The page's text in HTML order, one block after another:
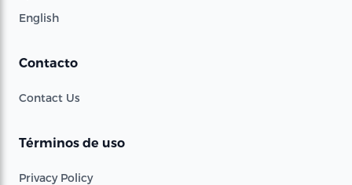
English
Contacto
Contact Us
Términos de uso
Privacy Policy